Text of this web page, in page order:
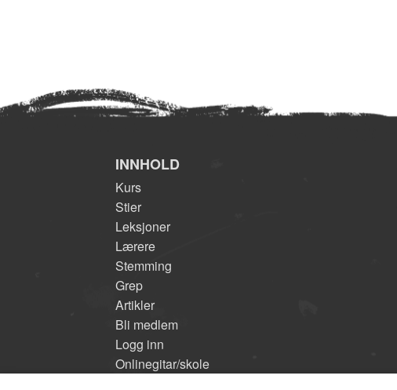
INNHOLD
Kurs
Stier
Leksjoner
Lærere
Stemming
Grep
Artikler
Bli medlem
Logg inn
Onlinegitar/skole